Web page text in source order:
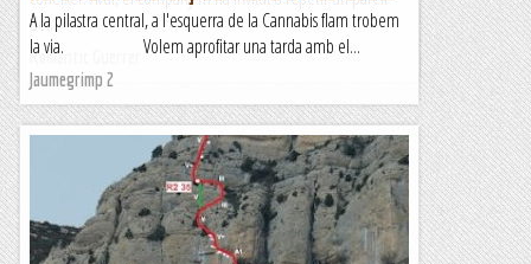
de...
Romàntic Guerrer
A la pilastra central, a l'esquerra de la Cannabis flam trobem
la via. Volem aprofitar una tarda amb el...
Jaumegrimp 2